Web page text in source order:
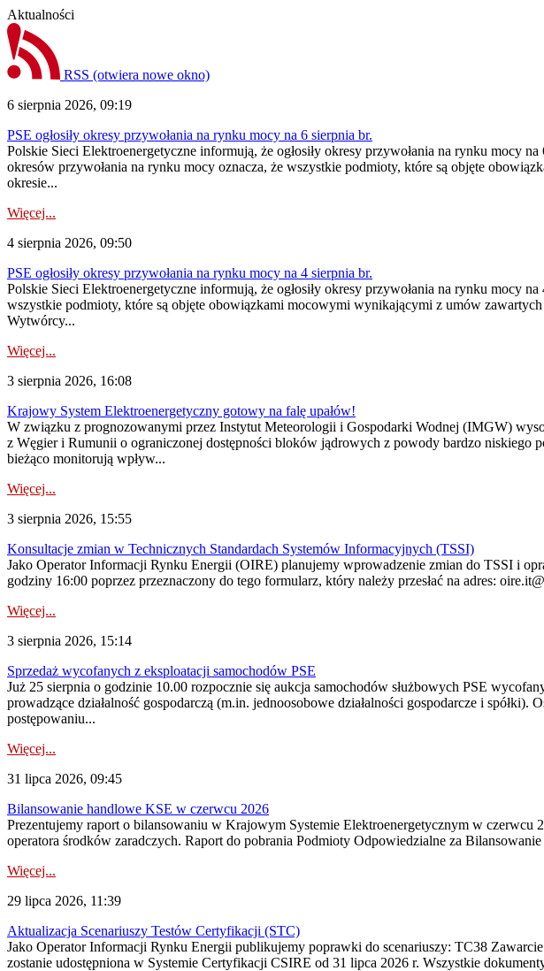
Aktualności
RSS (otwiera nowe okno)
6 sierpnia 2026, 09:19
PSE ogłosiły okresy przywołania na rynku mocy na 6 sierpnia br.
Polskie Sieci Elektroenergetyczne informują, że ogłosiły okresy przywołania na rynku mocy
okresów przywołania na rynku mocy oznacza, że wszystkie podmioty, które są objęte
okresie...
Więcej...
4 sierpnia 2026, 09:50
PSE ogłosiły okresy przywołania na rynku mocy na 4 sierpnia br.
Polskie Sieci Elektroenergetyczne informują, że ogłosiły okresy przywołania na rynku mocy
wszystkie podmioty, które są objęte obowiązkami mocowymi wynikającymi z umów
Wytwórcy...
Więcej...
3 sierpnia 2026, 16:08
Krajowy System Elektroenergetyczny gotowy na falę upałów!
W związku z prognozowanymi przez Instytut Meteorologii i Gospodarki Wodnej (IMGW)
z Węgier i Rumunii o ograniczonej dostępności bloków jądrowych z powody bardzo niskiego
bieżąco monitorują wpływ...
Więcej...
3 sierpnia 2026, 15:55
Konsultacje zmian w Technicznych Standardach Systemów Informacyjnych (TSSI)
Jako Operator Informacji Rynku Energii (OIRE) planujemy wprowadzenie zmian do TSSI i
godziny 16:00 poprzez przeznaczony do tego formularz, który należy przesłać na adres:
Więcej...
3 sierpnia 2026, 15:14
Sprzedaż wycofanych z eksploatacji samochodów PSE
Już 25 sierpnia o godzinie 10.00 rozpocznie się aukcja samochodów służbowych PSE
prowadzące działalność gospodarczą (m.in. jednoosobowe działalności gospodarcze i
postępowaniu...
Więcej...
31 lipca 2026, 09:45
Bilansowanie handlowe KSE w czerwcu 2026
Prezentujemy raport o bilansowaniu w Krajowym Systemie Elektroenergetycznym w czerwcu
operatora środków zaradczych. Raport do pobrania Podmioty Odpowiedzialne za
Więcej...
29 lipca 2026, 11:39
Aktualizacja Scenariuszy Testów Certyfikacji (STC)
Jako Operator Informacji Rynku Energii publikujemy poprawki do scenariuszy: TC38
zostanie udostępniona w Systemie Certyfikacji CSIRE od 31 lipca 2026 r. Wszystkie